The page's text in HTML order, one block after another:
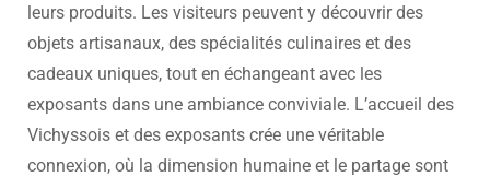
leurs produits. Les visiteurs peuvent y découvrir des
objets artisanaux, des spécialités culinaires et des
cadeaux uniques, tout en échangeant avec les
exposants dans une ambiance conviviale. L’accueil des
Vichyssois et des exposants crée une véritable
connexion, où la dimension humaine et le partage sont